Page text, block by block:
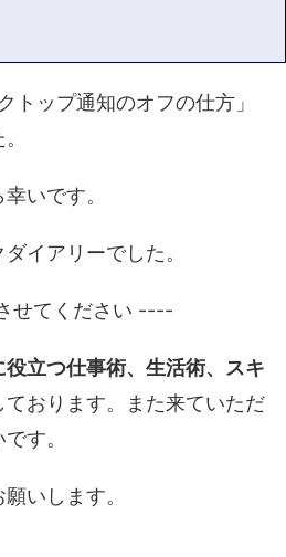
トップ通知のオフの仕方」
いです。
イアリーでした。
せてください ----
役立つ仕事術、生活術、スキ
ております。また来ていただ
す。
いします。